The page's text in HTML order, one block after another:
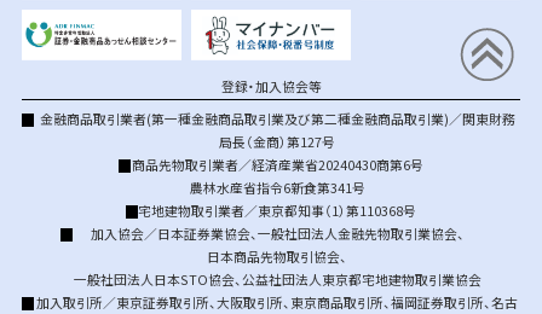
登録・加入協会等
金融商品取引業者(第一種金融商品取引業及び第二種金融商品取引業)／関東財務
局長（金商）第127号
商品先物取引業者／経済産業省20240430商第6号
農林水産省指令6新食第341号
宅地建物取引業者／東京都知事（1）第110368号
加入協会／日本証券業協会、一般社団法人金融先物取引業協会、
日本商品先物取引協会、
一般社団法人日本STO協会、公益社団法人東京都宅地建物取引業協会
加入取引所／東京証券取引所、大阪取引所、 東京商品取引所、福岡証券取引所、名古